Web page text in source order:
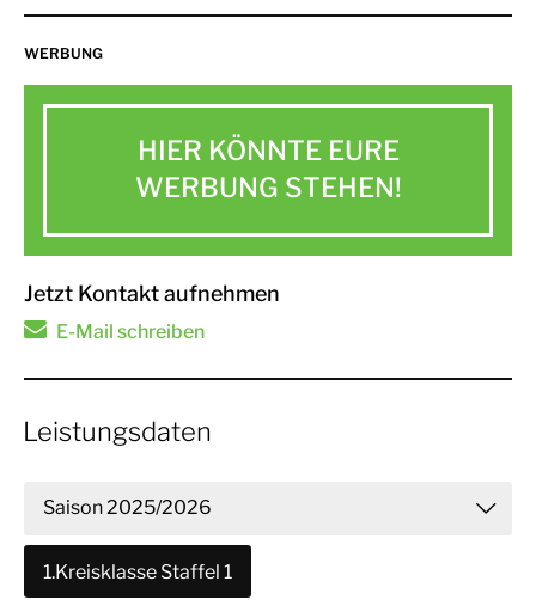
WERBUNG
HIER KÖNNTE EURE
WERBUNG STEHEN!
Jetzt Kontakt aufnehmen
E-Mail schreiben
Leistungsdaten
1.Kreisklasse Staffel 1